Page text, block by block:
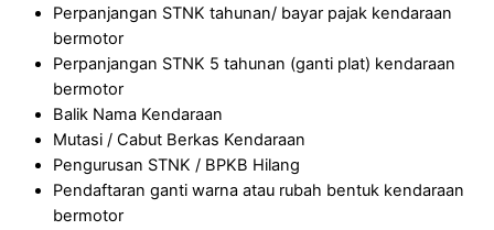
Perpanjangan STNK tahunan/ bayar pajak kendaraan
bermotor
Perpanjangan STNK 5 tahunan (ganti plat) kendaraan
bermotor
Balik Nama Kendaraan
Mutasi / Cabut Berkas Kendaraan
Pengurusan STNK / BPKB Hilang
Pendaftaran ganti warna atau rubah bentuk kendaraan
bermotor